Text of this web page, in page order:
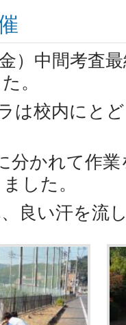
）中間考査
。
は校内にと
分かれて作
した。
良い汗を流